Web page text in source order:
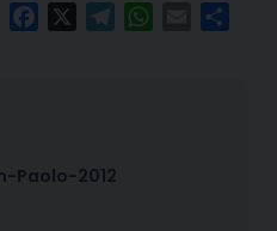
FacebookTelegramWhatsApp
Email
Paolo-2012